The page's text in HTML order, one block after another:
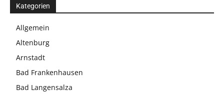
Kategorien
Allgemein
Altenburg
Arnstadt
Bad Frankenhausen
Bad Langensalza